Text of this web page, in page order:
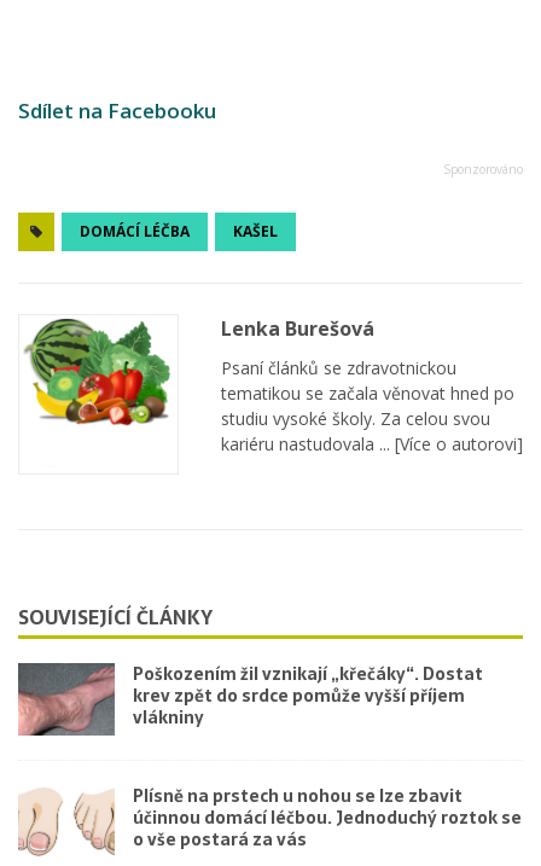
Sdílet na Facebooku
DOMÁCÍ LÉČBA KAŠEL
Lenka Burešová
Psaní článků se zdravotnickou
tematikou se začala věnovat hned po
studiu vysoké školy. Za celou svou
kariéru nastudovala ... [Více o autorovi]
SOUVISEJÍCÍ ČLÁNKY
Poškozením žil vznikají „křečáky“. Dostat
krev zpět do srdce pomůže vyšší příjem
vlákniny
Plísně na prstech u nohou se lze zbavit
účinnou domácí léčbou. Jednoduchý roztok se
o vše postará za vás